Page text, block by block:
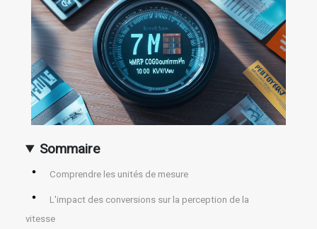
Sommaire
Comprendre les unités de mesure
L'impact des conversions sur la perception de la
vitesse